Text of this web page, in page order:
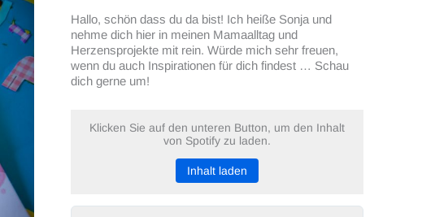
Hallo, schön dass du da bist! Ich heiße Sonja und
nehme dich hier in meinen Mamaalltag und
Herzensprojekte mit rein. Würde mich sehr freuen,
wenn du auch Inspirationen für dich findest … Schau
dich gerne um!
Klicken Sie auf den unteren Button, um den Inhalt
von Spotify zu laden.
Inhalt laden